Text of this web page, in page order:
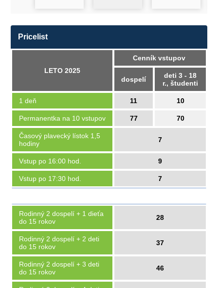
Pricelist
LETO 2025
Cenník vstupov
dospelí
deti 3 - 18
r., študenti
1 deň 11 10
Permanentka na 10 vstupov 77 70
Časový plavecký lístok 1,5
hodiny
7
Vstup po 16:00 hod. 9
Vstup po 17:30 hod. 7
Rodinný 2 dospelí + 1 dieťa
do 15 rokov
28
Rodinný 2 dospelí + 2 deti
do 15 rokov
37
Rodinný 2 dospelí + 3 deti
do 15 rokov
46